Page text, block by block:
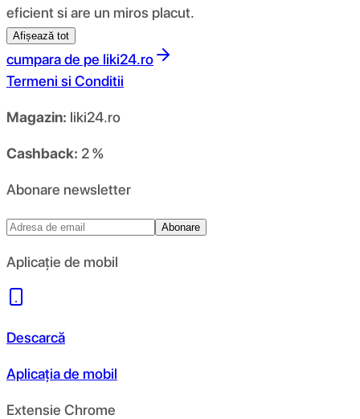
eficient si are un miros placut.
Afișează tot
cumpara de pe liki24.ro
Termeni si Conditii
Magazin: liki24.ro
Cashback: 2 %
Abonare newsletter
Abonare
Aplicație de mobil
Descarcă
Aplicația de mobil
Extensie Chrome